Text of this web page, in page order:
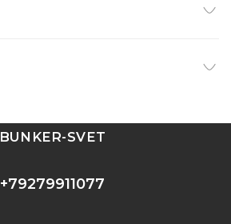
+79279911077
BUNKER-SVET